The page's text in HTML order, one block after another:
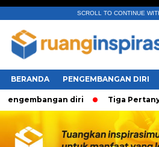
SCROLL TO CONTINUE
BERANDA PENGEMBANGAN DIRI
diri Tiga